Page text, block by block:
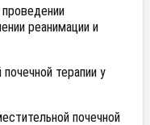
реанимации и
терапии у
почечной